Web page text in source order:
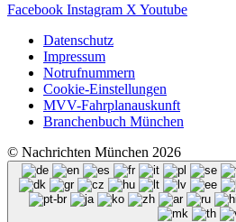
Facebook Instagram X Youtube
Datenschutz
Impressum
Notrufnummern
Cookie-Einstellungen
MVV-Fahrplanauskunft
Branchenbuch München
© Nachrichten München 2026